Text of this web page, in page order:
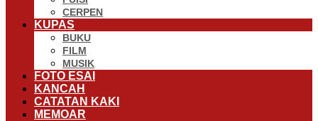
CERPEN
KUPAS
BUKU
FILM
MUSIK
FOTO ESAI
KANCAH
CATATAN KAKI
MEMOAR